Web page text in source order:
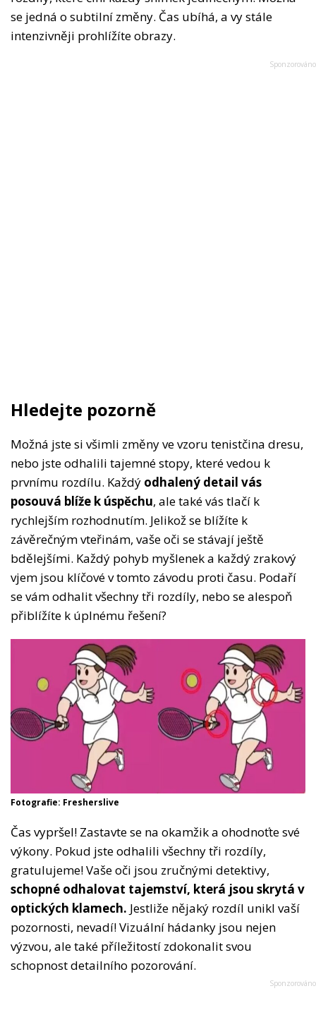
se jedná o subtilní změny. Čas ubíhá, a vy stále
intenzivněji prohlížíte obrazy.
Hledejte pozorně
Možná jste si všimli změny ve vzoru tenistčina dresu,
nebo jste odhalili tajemné stopy, které vedou k
prvnímu rozdílu. Každý odhalený detail vás
posouvá blíže k úspěchu, ale také vás tlačí k
rychlejším rozhodnutím. Jelikož se blížíte k
závěrečným vteřinám, vaše oči se stávají ještě
bdělejšími. Každý pohyb myšlenek a každý zrakový
vjem jsou klíčové v tomto závodu proti času. Podaří
se vám odhalit všechny tři rozdíly, nebo se alespoň
přiblížíte k úplnému řešení?
Fotografie: Fresherslive
Čas vypršel! Zastavte se na okamžik a ohodnoťte své
výkony. Pokud jste odhalili všechny tři rozdíly,
gratulujeme! Vaše oči jsou zručnými detektivy,
schopné odhalovat tajemství, která jsou skrytá v
optických klamech. Jestliže nějaký rozdíl unikl vaší
pozornosti, nevadí! Vizuální hádanky jsou nejen
výzvou, ale také příležitostí zdokonalit svou
schopnost detailního pozorování.